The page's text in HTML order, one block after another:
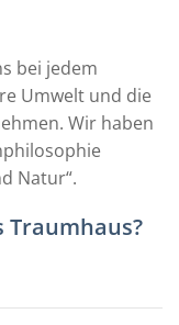
bei jedem
Umwelt und die
Wir haben
Natur“.
Traumhaus?